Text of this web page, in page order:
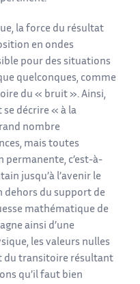
la force du résultat
en ondes
pour des situations
quelconques, comme
du « bruit ». Ainsi,
décrire « à la
nombre
mais toutes
permanente, c’est-à-
jusqu’à l’avenir le
dehors du support de
mathématique de
ainsi d’une
les valeurs nulles
du transitoire résultant
qu’il faut bien